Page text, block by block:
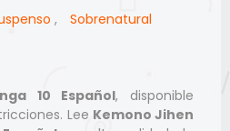
,
Sobrenatural
10 Español, disponible
Lee Kemono Jihen